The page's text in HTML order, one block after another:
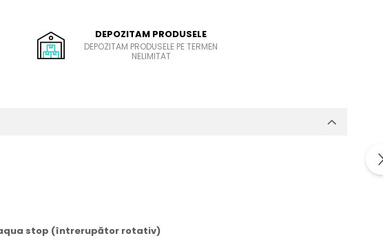
DEPOZITAM PRODUSELE
DEPOZITAM PRODUSELE PE TERMEN
NELIMITAT
aqua stop (întrerupător rotativ)